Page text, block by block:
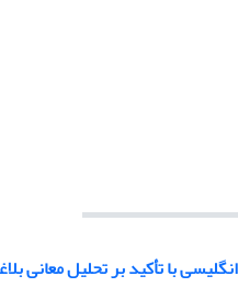
با تأکید بر تحلیل معانی